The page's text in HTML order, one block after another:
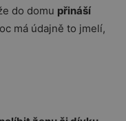
do domu přináší
má údajně to jmelí,